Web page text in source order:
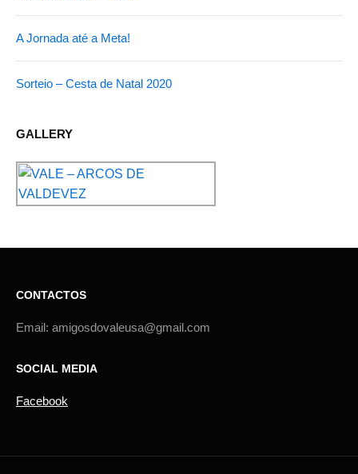
A Jornada até a Meta!
Sorteio – Cesta de Natal 2020
GALLERY
CONTACTOS
Email: amigosdovaleusa@gmail.com
SOCIAL MEDIA
Facebook